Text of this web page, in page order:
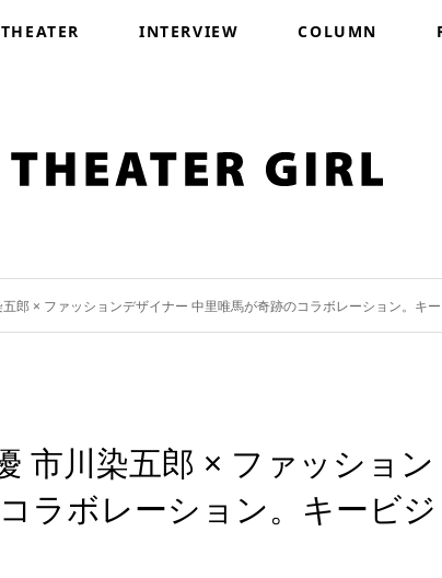
THEATER INTERVIEW COLUMN
郎 × ファッションデザイナー 中里唯馬が奇跡のコラボレーション。キー
市川染五郎 × ファッション
ラボレーション。キービジ